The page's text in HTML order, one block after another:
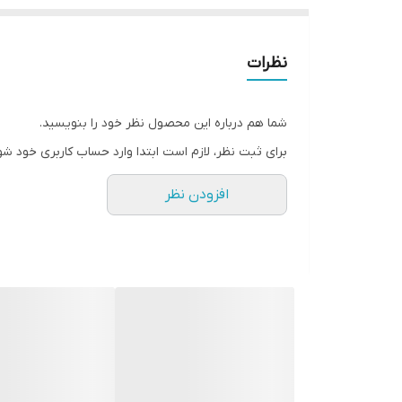
نظرات
شما هم درباره این محصول نظر خود را بنویسید.
برای ثبت نظر، لازم است ابتدا وارد حساب کاربری خود
افزودن نظر